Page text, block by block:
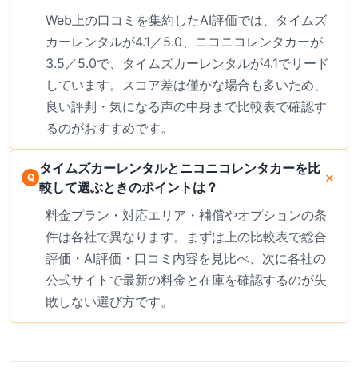
Web上の口コミを集約したAI評価では、タイムズ
カーレンタルが4.1／5.0、ニコニコレンタカーが
3.5／5.0で、タイムズカーレンタルが4.1でリード
しています。スコア差は僅かな場合も多いため、
良い評判・気になる声の中身まで比較表で確認す
るのがおすすめです。
タイムズカーレンタルとニコニコレンタカーを比
較して選ぶときのポイントは？
料金プラン・対応エリア・補償やオプションの条
件は各社で異なります。まずは上の比較表で総合
評価・AI評価・口コミ内容を見比べ、次に各社の
公式サイトで最新の料金と在庫を確認するのが失
敗しない選び方です。